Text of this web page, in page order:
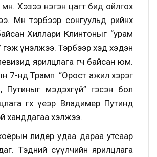
Хэзээ нэгэн цагт бид ойлгох
Мөн тэрбээр сонгуульд өөрийнх
байсан Хиллари Клинтоныг “урам
гэж үнэлжээ. Тэрбээр хэд хэдэн
ярилцлага өгч байсан юм.
7-нд Трамп “Орост ажил хэрэг
Путиныг мэдэхгүй” гэсэн бол
өгөх үеэр Владимер Путинд
ханддагаа хэлжээ.
лидер удаа дараа утсаар
Тэдний сүүлчийн ярилцлага